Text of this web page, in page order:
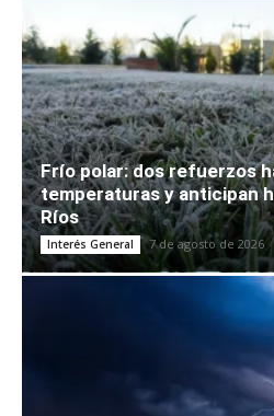
Frío polar: dos refuerzos
temperaturas y anticipan
Ríos
Interés General 7 de agosto de 2026